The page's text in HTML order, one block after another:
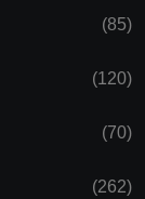
(85)
(120)
(70)
(262)